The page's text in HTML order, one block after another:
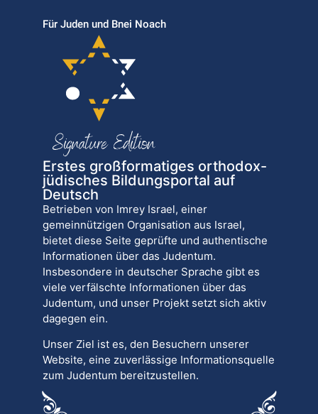
Für Juden und Bnei Noach
Erstes großformatiges orthodox-
jüdisches Bildungsportal auf
Deutsch
Betrieben von Imrey Israel, einer
gemeinnützigen Organisation aus Israel,
bietet diese Seite geprüfte und authentische
Informationen über das Judentum.
Insbesondere in deutscher Sprache gibt es
viele verfälschte Informationen über das
Judentum, und unser Projekt setzt sich aktiv
dagegen ein.
Unser Ziel ist es, den Besuchern unserer
Website, eine zuverlässige Informationsquelle
zum Judentum bereitzustellen.